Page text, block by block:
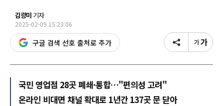
김광미 기자
2025-02-09 15:23:06
구글 검색 선호 출처로 추가
국민 영업점 28곳 폐쇄·통합…"편의성 고려"
온라인 비대면 채널 확대로 1년간 137곳 문 닫아